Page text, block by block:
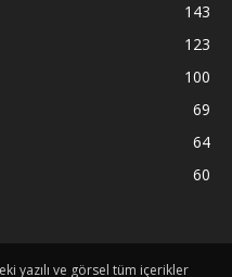
143
123
100
69
64
60
yazılı ve görsel tüm içerikler